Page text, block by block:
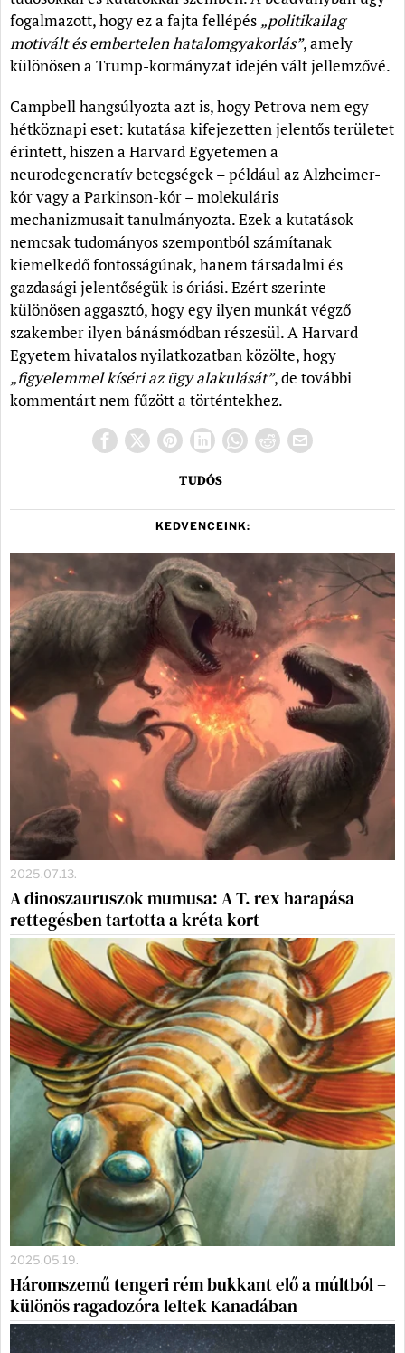
fogalmazott, hogy ez a fajta fellépés „politikailag
motivált és embertelen hatalomgyakorlás”, amely
különösen a Trump-kormányzat idején vált jellemzővé.
Campbell hangsúlyozta azt is, hogy Petrova nem egy
hétköznapi eset: kutatása kifejezetten jelentős területet
érintett, hiszen a Harvard Egyetemen a
neurodegeneratív betegségek – például az Alzheimer-
kór vagy a Parkinson-kór – molekuláris
mechanizmusait tanulmányozta. Ezek a kutatások
nemcsak tudományos szempontból számítanak
kiemelkedő fontosságúnak, hanem társadalmi és
gazdasági jelentőségük is óriási. Ezért szerinte
különösen aggasztó, hogy egy ilyen munkát végző
szakember ilyen bánásmódban részesül. A Harvard
Egyetem hivatalos nyilatkozatban közölte, hogy
„figyelemmel kíséri az ügy alakulását”, de további
kommentárt nem fűzött a történtekhez.
TUDÓS
KEDVENCEINK:
2025.07.13.
A dinoszauruszok mumusa: A T. rex harapása
rettegésben tartotta a kréta kort
2025.05.19.
Háromszemű tengeri rém bukkant elő a múltból –
különös ragadozóra leltek Kanadában